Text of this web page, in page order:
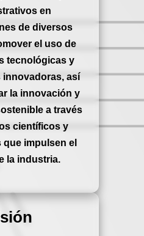
en
de diversos
el uso de
tecnológicas y
innovadoras, así
la innovación y
a través
científicos y
impulsen el
la industria.